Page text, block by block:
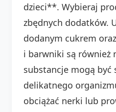
dzieci**. Wybieraj
zbędnych dodatków.
dodanym cukrem
i barwniki są również
substancje mogą być
delikatnego
obciążać nerki lub